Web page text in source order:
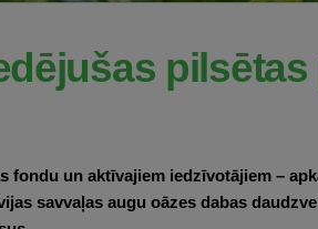
fondu un aktīvajiem iedzīvotājiem –
savvaļas augu oāzes dabas